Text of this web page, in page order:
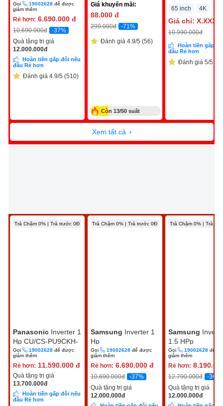
AR10DYHZAWKNSV
Gọi 19002628để được
giảm thêm
Rẻ hơn: 6.690.000 đ
10.690.000đ
-37%
Quà tặng trị giá
12.000.000đ
Hoàn tiền gấp đôi nếu
đâu Rẻ hơn
Đánh giá 4.9/5 (510)
Giá khuyến mãi:
88.000 đ
299.000đ -71%
Đánh giá 4.9/5 (56)
Còn 13/50 suất
65 inch 4K
Giá chỉ:
10.990.000đ
Hoàn tiền gấp
đâu Rẻ hơn
Đánh giá 5/5
Xem tất cả
Trả Chậm 0% | Trả trước 0Đ
Panasonic Inverter 1
Hp CU/CS-PU9CKH-
8D
Gọi 19002628để được
giảm thêm
Rẻ hơn: 11.590.000 đ
Quà tặng trị giá
13.700.000đ
Hoàn tiền gấp đôi nếu
đâu Rẻ hơn
Trả Chậm 0% | Trả trước 0Đ
Samsung Inverter 1
Hp
AR10DYHZAWKNSV
Gọi 19002628để được
giảm thêm
Rẻ hơn: 6.690.000 đ
10.690.000đ
-37%
Quà tặng trị giá
12.000.000đ
Trả Chậm 0% | Trả
Samsung
1.5 HPp
Gọi 19002628để
giảm thêm
Rẻ hơn:
12.790.000đ
-36%
Quà tặng trị giá
12.000.000đ